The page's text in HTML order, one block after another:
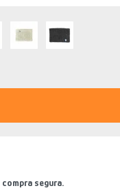
compra segura.